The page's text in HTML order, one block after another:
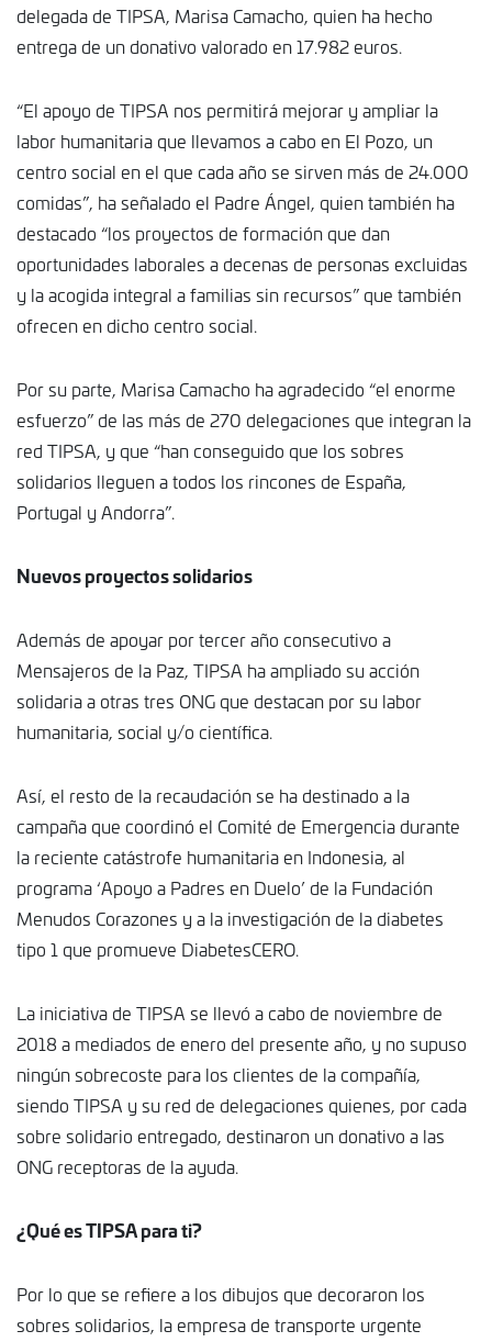
delegada de TIPSA, Marisa Camacho, quien ha hecho
entrega de un donativo valorado en 17.982 euros.
“El apoyo de TIPSA nos permitirá mejorar y ampliar la
labor humanitaria que llevamos a cabo en El Pozo, un
centro social en el que cada año se sirven más de 24.000
comidas”, ha señalado el Padre Ángel, quien también ha
destacado “los proyectos de formación que dan
oportunidades laborales a decenas de personas excluidas
y la acogida integral a familias sin recursos” que también
ofrecen en dicho centro social.
Por su parte, Marisa Camacho ha agradecido “el enorme
esfuerzo” de las más de 270 delegaciones que integran la
red TIPSA, y que “han conseguido que los sobres
solidarios lleguen a todos los rincones de España,
Portugal y Andorra”.
Nuevos proyectos solidarios
Además de apoyar por tercer año consecutivo a
Mensajeros de la Paz, TIPSA ha ampliado su acción
solidaria a otras tres ONG que destacan por su labor
humanitaria, social y/o científica.
Así, el resto de la recaudación se ha destinado a la
campaña que coordinó el Comité de Emergencia durante
la reciente catástrofe humanitaria en Indonesia, al
programa ‘Apoyo a Padres en Duelo’ de la Fundación
Menudos Corazones y a la investigación de la diabetes
tipo 1 que promueve DiabetesCERO.
La iniciativa de TIPSA se llevó a cabo de noviembre de
2018 a mediados de enero del presente año, y no supuso
ningún sobrecoste para los clientes de la compañía,
siendo TIPSA y su red de delegaciones quienes, por cada
sobre solidario entregado, destinaron un donativo a las
ONG receptoras de la ayuda.
¿Qué es TIPSA para ti?
Por lo que se refiere a los dibujos que decoraron los
sobres solidarios, la empresa de transporte urgente